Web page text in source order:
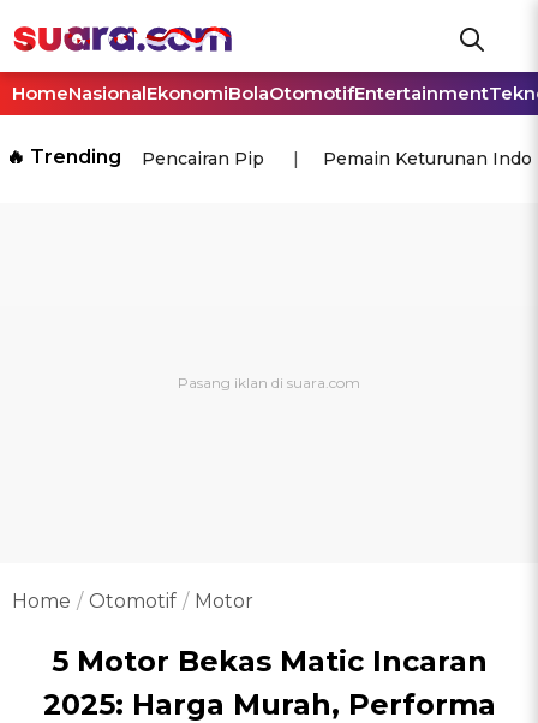
HomeNasionalEkonomiBolaOtomotifEntertainment
🔥 Trending Pencairan Pip Pemain Keturunan
Home Otomotif Motor
5 Motor Bekas Matic Incaran
2025: Harga Murah, Performa